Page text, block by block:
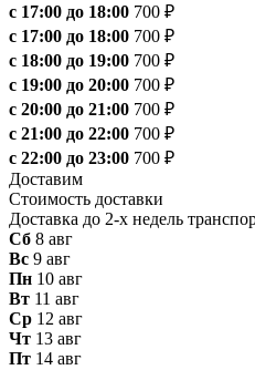
с 17:00 до 18:00 700 ₽
с 17:00 до 18:00 700 ₽
с 18:00 до 19:00 700 ₽
с 19:00 до 20:00 700 ₽
с 20:00 до 21:00 700 ₽
с 21:00 до 22:00 700 ₽
с 22:00 до 23:00 700 ₽
Доставим
Стоимость доставки
Доставка до 2-х недель
Сб 8 авг
Вс 9 авг
Пн 10 авг
Вт 11 авг
Ср 12 авг
Чт 13 авг
Пт 14 авг